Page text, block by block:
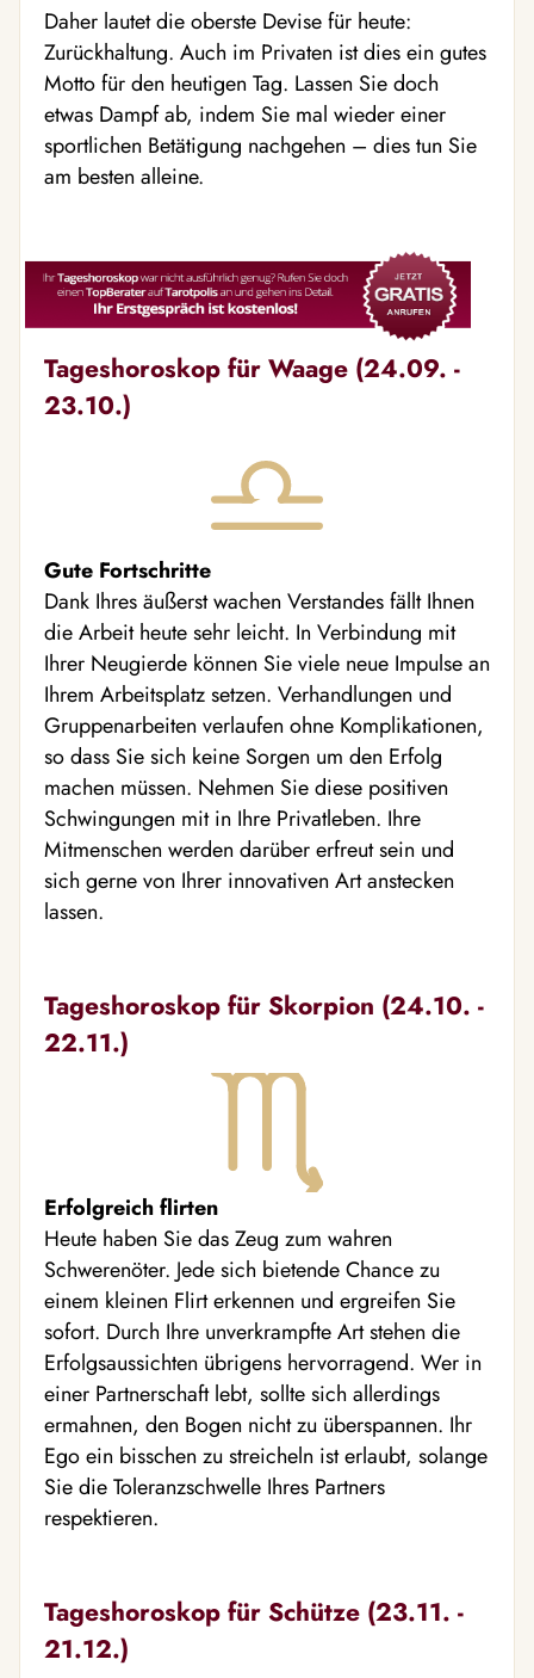
Daher lautet die oberste Devise für heute:
Zurückhaltung. Auch im Privaten ist dies ein gutes
Motto für den heutigen Tag. Lassen Sie doch
etwas Dampf ab, indem Sie mal wieder einer
sportlichen Betätigung nachgehen – dies tun Sie
am besten alleine.
Tageshoroskop für Waage (24.09. -
23.10.)
Gute Fortschritte
Dank Ihres äußerst wachen Verstandes fällt Ihnen
die Arbeit heute sehr leicht. In Verbindung mit
Ihrer Neugierde können Sie viele neue Impulse an
Ihrem Arbeitsplatz setzen. Verhandlungen und
Gruppenarbeiten verlaufen ohne Komplikationen,
so dass Sie sich keine Sorgen um den Erfolg
machen müssen. Nehmen Sie diese positiven
Schwingungen mit in Ihre Privatleben. Ihre
Mitmenschen werden darüber erfreut sein und
sich gerne von Ihrer innovativen Art anstecken
lassen.
Tageshoroskop für Skorpion (24.10. -
22.11.)
Erfolgreich flirten
Heute haben Sie das Zeug zum wahren
Schwerenöter. Jede sich bietende Chance zu
einem kleinen Flirt erkennen und ergreifen Sie
sofort. Durch Ihre unverkrampfte Art stehen die
Erfolgsaussichten übrigens hervorragend. Wer in
einer Partnerschaft lebt, sollte sich allerdings
ermahnen, den Bogen nicht zu überspannen. Ihr
Ego ein bisschen zu streicheln ist erlaubt, solange
Sie die Toleranzschwelle Ihres Partners
respektieren.
Tageshoroskop für Schütze (23.11. -
21.12.)